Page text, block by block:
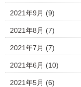
2021年9月 (9)
2021年8月 (7)
2021年7月 (7)
2021年6月 (10)
2021年5月 (6)